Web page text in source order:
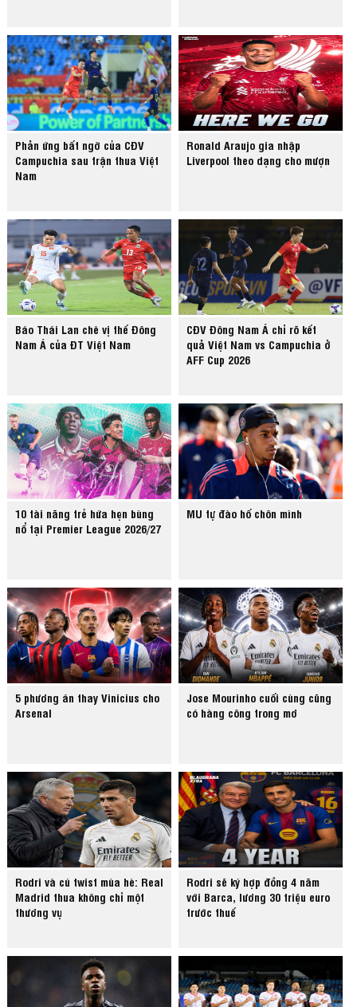
Phản ứng bất ngờ của CĐV
Campuchia sau trận thua Việt
Nam
Ronald Araujo gia nhập
Liverpool theo dạng cho mượn
Báo Thái Lan chê vị thế Đông
Nam Á của ĐT Việt Nam
CĐV Đông Nam Á chỉ rõ kết
quả Việt Nam vs Campuchia ở
AFF Cup 2026
10 tài năng trẻ hứa hẹn bùng
nổ tại Premier League 2026/27
MU tự đào hố chôn mình
5 phương án thay Vinicius cho
Arsenal
Jose Mourinho cuối cùng cũng
có hàng công trong mơ
Rodri và cú twist mùa hè: Real
Madrid thua không chỉ một
thương vụ
Rodri sẽ ký hợp đồng 4 năm
với Barca, lương 30 triệu euro
trước thuế